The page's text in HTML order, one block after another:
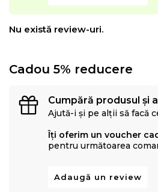
Nu există review-uri.
Cadou 5% reducere
Cumpără produsul și
Ajută-i și pe alții să facă
Îți oferim un voucher
pentru următoarea
Adaugă un review